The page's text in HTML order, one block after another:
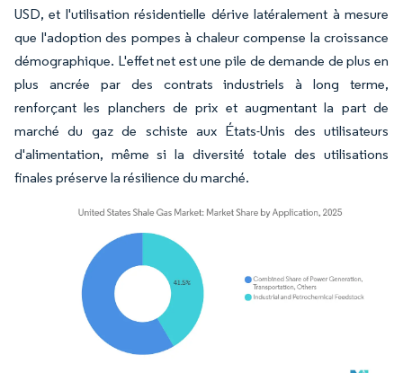
USD, et l'utilisation résidentielle dérive latéralement à mesure
que l'adoption des pompes à chaleur compense la croissance
démographique. L'effet net est une pile de demande de plus en
plus ancrée par des contrats industriels à long terme,
renforçant les planchers de prix et augmentant la part de
marché du gaz de schiste aux États-Unis des utilisateurs
d'alimentation, même si la diversité totale des utilisations
finales préserve la résilience du marché.